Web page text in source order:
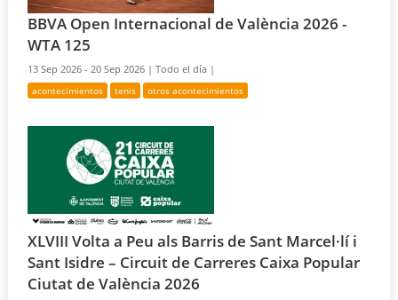
BBVA Open Internacional de València 2026 -
WTA 125
13 Sep 2026 - 20 Sep 2026 |Todo el día |
acontecimientos tenis otros acontecimientos
XLVIII Volta a Peu als Barris de Sant Marcel·lí i
Sant Isidre – Circuit de Carreres Caixa Popular
Ciutat de València 2026